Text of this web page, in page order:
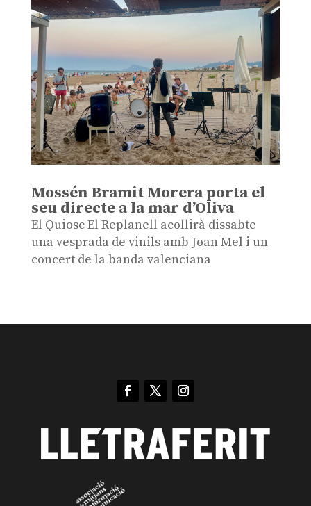
Mossén Bramit Morera porta el
seu directe a la mar d’Oliva
El Quiosc El Replanell acollirà dissabte
una vesprada de vinils amb Joan Mel i un
concert de la banda valenciana